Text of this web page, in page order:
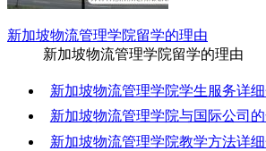
新加坡物流管理学院留学的理由
新加坡物流管理学院留学的理由
新加坡物流管理学院学生服务详
新加坡物流管理学院与国际公司
新加坡物流管理学院教学方法详